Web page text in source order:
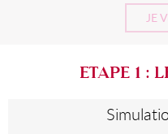
JE
ETAPE 1 :